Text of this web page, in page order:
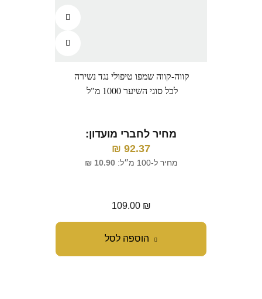
הוספה לסל
קווה-קווה שמפו טיפולי נגד נשירה
לכל סוגי השיער 1000 מ"ל
מחיר לחברי מועדון:
92.37
₪
מחיר ל-100 מ״ל: 10.90
₪
109.00 ₪